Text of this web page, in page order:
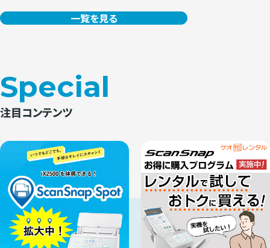
一覧を見る
Special
注目コンテンツ